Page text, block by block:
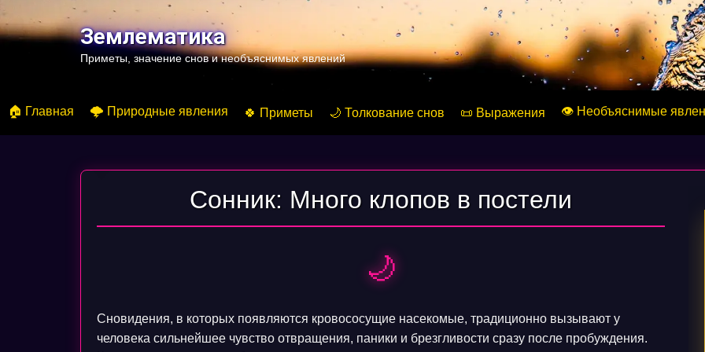
к
содержимомуЗемлематика
Приметы, значение снов и необъяснимых явлений
🏠 Главная 🌩️ Природные явления 🍀 Приметы 🌙 Толкование снов 📜 Выражения 👁️ Необъяснимые
Сонник: Много клопов в постели
🌙
Сновидения, в которых появляются кровососущие насекомые, традиционно вызывают у
человека сильнейшее чувство отвращения, паники и брезгливости сразу после пробуждения.